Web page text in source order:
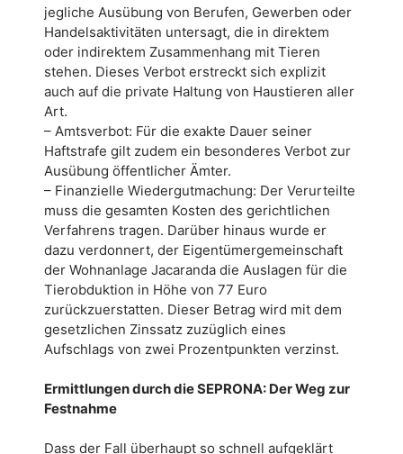
jegliche Ausübung von Berufen, Gewerben oder
Handelsaktivitäten untersagt, die in direktem
oder indirektem Zusammenhang mit Tieren
stehen. Dieses Verbot erstreckt sich explizit
auch auf die private Haltung von Haustieren aller
Art.
– Amtsverbot: Für die exakte Dauer seiner
Haftstrafe gilt zudem ein besonderes Verbot zur
Ausübung öffentlicher Ämter.
– Finanzielle Wiedergutmachung: Der Verurteilte
muss die gesamten Kosten des gerichtlichen
Verfahrens tragen. Darüber hinaus wurde er
dazu verdonnert, der Eigentümergemeinschaft
der Wohnanlage Jacaranda die Auslagen für die
Tierobduktion in Höhe von 77 Euro
zurückzuerstatten. Dieser Betrag wird mit dem
gesetzlichen Zinssatz zuzüglich eines
Aufschlags von zwei Prozentpunkten verzinst.
Ermittlungen durch die SEPRONA: Der Weg zur
Festnahme
Dass der Fall überhaupt so schnell aufgeklärt